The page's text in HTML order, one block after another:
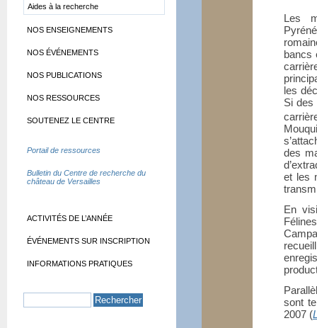
Les
bancs
les
Si des
des
et les
En
sont
2007 (
Aides à la recherche
NOS ENSEIGNEMENTS
NOS ÉVÉNEMENTS
NOS PUBLICATIONS
NOS RESSOURCES
SOUTENEZ LE CENTRE
Portail de ressources
Bulletin du Centre de recherche du
château de Versailles
ACTIVITÉS DE L’ANNÉE
ÉVÉNEMENTS SUR INSCRIPTION
INFORMATIONS PRATIQUES